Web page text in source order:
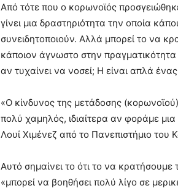
Από τότε που ο κορωνοϊός
γίνει μια δραστηριότητα την οποία
συνειδητοποιούν. Αλλά μπορεί το να
κάποιον άγνωστο στην
αν τυχαίνει να νοσεί; Η είναι απλά
«Ο κίνδυνος της μετάδοσης
πολύ χαμηλός, ιδιαίτερα αν φοράμε
Λουί Χιμένεζ από το Πανεπιστήμιο του
Αυτό σημαίνει το ότι το να
«μπορεί να βοηθήσει πολύ λίγο σε